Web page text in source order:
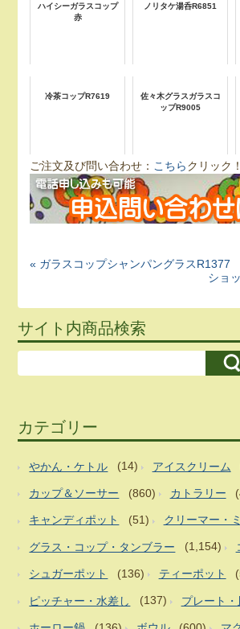
ハイシーガラスコップ
赤
ノリタケ湯呑R6851
冷茶コップR7619
佐々木グラスガラスコ
ップR9005
ご注文及び問い合わせ： こちらクリック！
« ガラスコップシャンパングラスR1377
ショ
サイト内商品検索
カテゴリー
やかん・ケトル (14) アイスクリーム
カップ＆ソーサー (860) カトラリー
キャンディポット (51) クリーマー・
グラス・コップ・タンブラー (1,154)
シュガーポット (136) ティーポット
ピッチャー・水差し (137) プレート・